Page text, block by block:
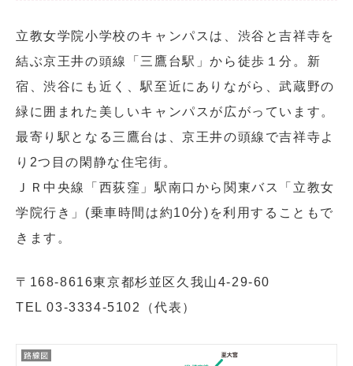
小学校だより お父さんの会活動報告
採用情報 アクセス
関連リンク
個人情報の取り扱いについて
サイトポリシー
立教女学院小学校のキャンパスは、渋谷と吉祥寺を
結ぶ京王井の頭線「三鷹台駅」から徒歩１分。新
宿、渋谷にも近く、駅至近にありながら、武蔵野の
緑に囲まれた美しいキャンパスが広がっています。
最寄り駅となる三鷹台は、京王井の頭線で吉祥寺よ
り2つ目の閑静な住宅街。
ＪＲ中央線「西荻窪」駅南口から関東バス「立教女
学院行き」(乗車時間は約10分)を利用することもで
きます。
〒168-8616東京都杉並区久我山4-29-60
TEL 03-3334-5102（代表）